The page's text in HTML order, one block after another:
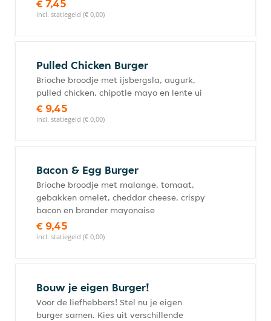
€ 7,45
incl. statiegeld (€ 0,00)
Pulled Chicken Burger
Brioche broodje met ijsbergsla, augurk,
pulled chicken, chipotle mayo en lente ui
€ 9,45
incl. statiegeld (€ 0,00)
Bacon & Egg Burger
Brioche broodje met malange, tomaat,
gebakken omelet, cheddar cheese, crispy
bacon en brander mayonaise
€ 9,45
incl. statiegeld (€ 0,00)
Bouw je eigen Burger!
Voor de liefhebbers! Stel nu je eigen
burger samen. Kies uit verschillende